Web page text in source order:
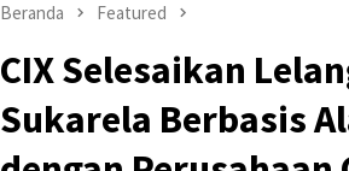
Beranda Featured
CIX Selesaikan
Sukarela Berbasis